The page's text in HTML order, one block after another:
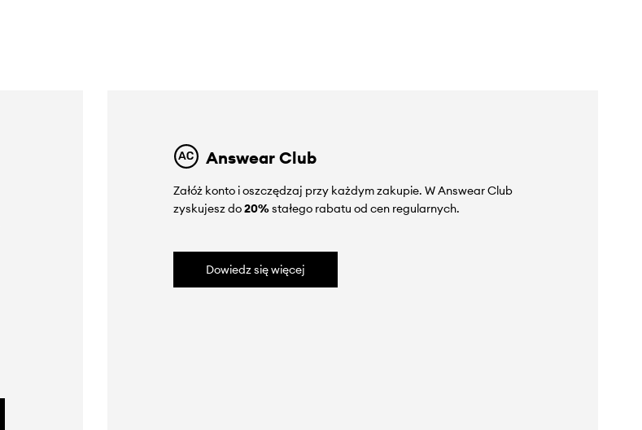
Answear Club
Załóż konto i oszczędzaj przy każdym zakupie. W Answear Club
zyskujesz do20%stałego rabatu od cen regularnych.
Dowiedz się więcej